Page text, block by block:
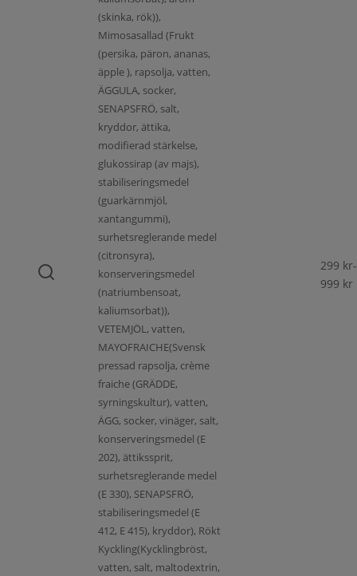
(skinka, rök)),
Mimosasallad (Frukt
(persika, päron, ananas,
äpple ), rapsolja, vatten,
ÄGGULA, socker,
SENAPSFRÖ, salt,
kryddor, ättika,
modifierad stärkelse,
glukossirap (av majs),
stabiliseringsmedel
(guarkärnmjöl,
xantangummi),
surhetsreglerande medel
(citronsyra),
konserveringsmedel
(natriumbensoat,
kaliumsorbat)),
VETEMJÖL, vatten,
MAYOFRAICHE(Svensk
pressad rapsolja, crème
fraiche (GRÄDDE,
syrningskultur), vatten,
ÄGG, socker, vinäger, salt,
konserveringsmedel (E
202), ättikssprit,
surhetsreglerande medel
(E 330), SENAPSFRÖ,
stabiliseringsmedel (E
412, E 415), kryddor), Rökt
Kyckling(Kycklingbröst,
vatten, salt, maltodextrin,
299 kr-
999 kr